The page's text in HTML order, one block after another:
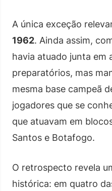
A única exceção
1962. Ainda assim,
havia atuado junta em
preparatórios, mas
mesma base campeã
jogadores que se
que atuavam em
Santos e Botafogo.
O retrospecto revela
histórica: em quatro